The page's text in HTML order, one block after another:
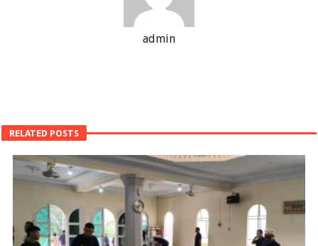
admin
RELATED POSTS